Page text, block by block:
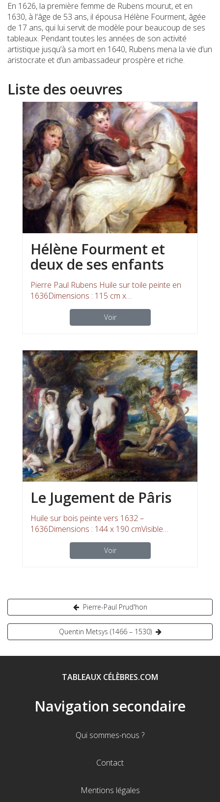
En 1626, la première femme de Rubens mourut, et en
1630, à l'âge de 53 ans, il épousa Hélène Fourment, âgée
de 17 ans, qui lui servit de modèle pour beaucoup de ses
tableaux. Pendant toutes les années de son activité
artistique jusqu’à sa mort en 1640, Rubens mena la vie d’un
aristocrate et d’un ambassadeur prospère et riche.
Liste des oeuvres
Hélène Fourment et
deux de ses enfants
Pierre Paul Rubens Huile sur toile peinte en
1636Dimensions : 115 cm x…
Voir
Le Jugement de Pâris
Huile sur bois peinte vers 1632 –
1636Dimensions : 144 x 190 cmVisible…
Voir
Navigation
de
l’article
Pierre-Paul Prud'hon
Quentin Metsys (1466 – 1530)
TABLEAUX CÉLÈBRES.COM
Navigation secondaire
Qui sommes-nous ?
Contact
Mentions légales